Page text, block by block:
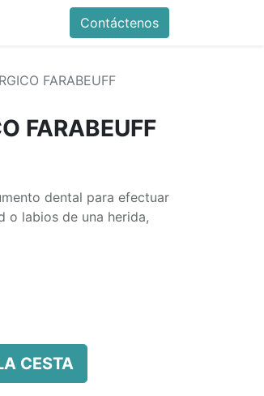
Contáctenos
FARABEUFF
FARABEUFF
dental para efectuar
o labios de una herida,
CESTA